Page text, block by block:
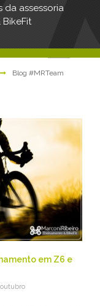
assessoria
Blog #MRTeam
em Z6 e